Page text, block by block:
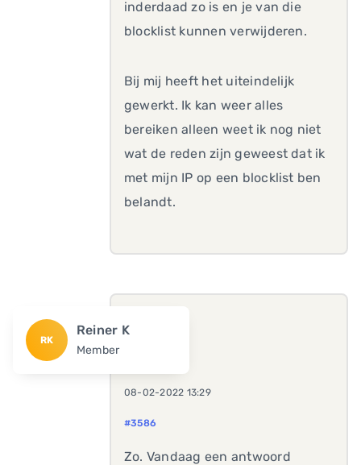
inderdaad zo is en je van die
blocklist kunnen verwijderen.
Bij mij heeft het uiteindelijk
gewerkt. Ik kan weer alles
bereiken alleen weet ik nog niet
wat de reden zijn geweest dat ik
met mijn IP op een blocklist ben
belandt.
RK
Reiner K
Member
08-02-2022 13:29
#3586
Zo. Vandaag een antwoord